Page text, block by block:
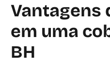
Vantagens
em uma
BH